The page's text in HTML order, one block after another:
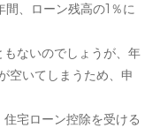
、ローン残高の1％に
ないのでしょうが、年
空いてしまうため、申
宅ローン控除を受ける